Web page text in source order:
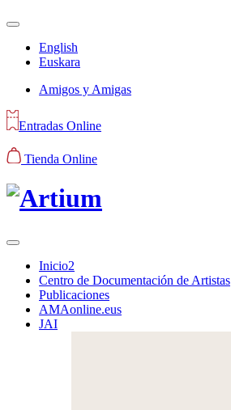
English
Euskara
Amigos y Amigas
Entradas Online
Tienda Online
Inicio2
Centro de Documentación de Artistas
Publicaciones
AMAonline.eus
JAI